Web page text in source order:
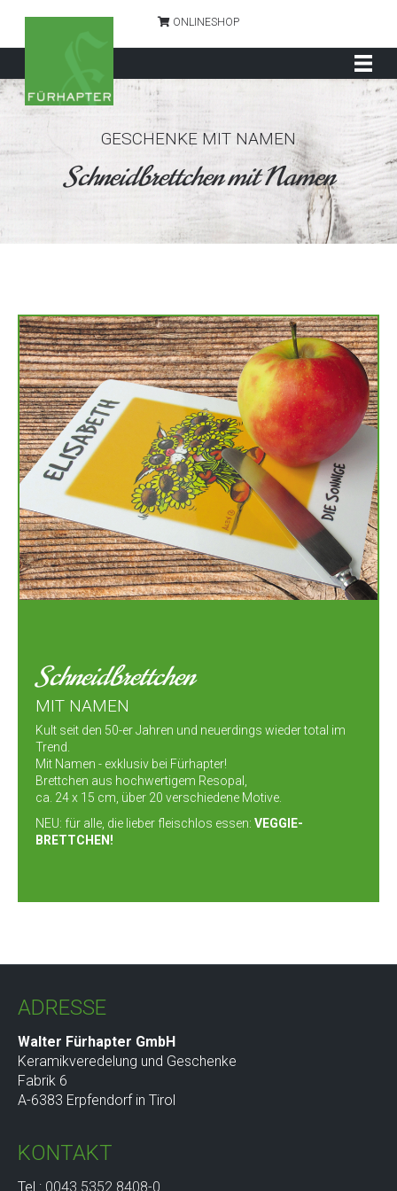
ONLINESHOP
GESCHENKE MIT NAMEN
Schneidbrettchen mit Namen
Schneidbrettchen
MIT NAMEN
Kult seit den 50-er Jahren und neuerdings wieder total im
Trend.
Mit Namen - exklusiv bei Fürhapter!
Brettchen aus hochwertigem Resopal,
ca. 24 x 15 cm, über 20 verschiedene Motive.
NEU: für alle, die lieber fleischlos essen: VEGGIE-
BRETTCHEN!
ADRESSE
Walter Fürhapter GmbH
Keramikveredelung und Geschenke
Fabrik 6
A-6383 Erpfendorf in Tirol
KONTAKT
Tel.: 0043 5352 8408-0